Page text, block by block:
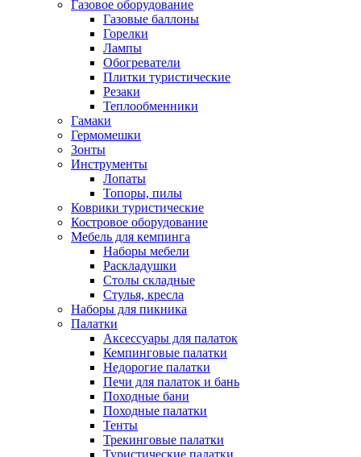
Газовое оборудование
Газовые баллоны
Горелки
Лампы
Обогреватели
Плитки туристические
Резаки
Теплообменники
Гамаки
Гермомешки
Зонты
Инструменты
Лопаты
Топоры, пилы
Коврики туристические
Костровое оборудование
Мебель для кемпинга
Наборы мебели
Раскладушки
Столы складные
Стулья, кресла
Наборы для пикника
Палатки
Аксессуары для палаток
Кемпинговые палатки
Недорогие палатки
Печи для палаток и бань
Походные бани
Походные палатки
Тенты
Трекинговые палатки
Туристические палатки